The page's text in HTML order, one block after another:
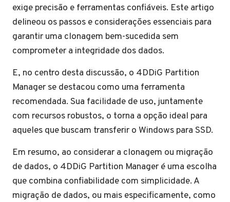
exige precisão e ferramentas confiáveis. Este artigo
delineou os passos e considerações essenciais para
garantir uma clonagem bem-sucedida sem
comprometer a integridade dos dados.
E, no centro desta discussão, o 4DDiG Partition
Manager se destacou como uma ferramenta
recomendada. Sua facilidade de uso, juntamente
com recursos robustos, o torna a opção ideal para
aqueles que buscam transferir o Windows para SSD.
Em resumo, ao considerar a clonagem ou migração
de dados, o 4DDiG Partition Manager é uma escolha
que combina confiabilidade com simplicidade. A
migração de dados, ou mais especificamente, como